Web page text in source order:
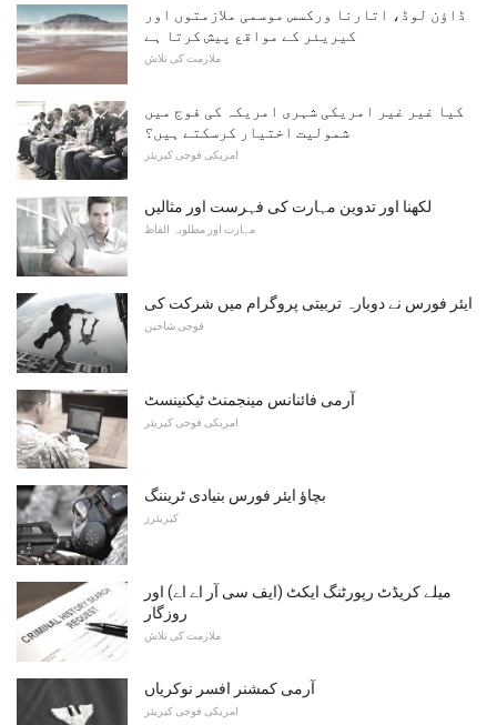
ڈاؤن لوڈ، اتارنا ورکسس موسمی ملازمتوں اور
کیریئر کے مواقع پیش کرتا ہے
ملازمت کی تلاش
کیا غیر غیر امریکی شہری امریکہ کی فوج میں
شمولیت اختیار کرسکتے ہیں؟
امریکی فوجی کیریئر
لکھنا اور تدوین مہارت کی فہرست اور مثالیں
مہارت اور مطلوبہ الفاظ
ایئر فورس نے دوبارہ تربیتی پروگرام میں شرکت کی
فوجی شاخیں
آرمی فائنانس مینجمنٹ ٹیکنینسٹ
امریکی فوجی کیریئر
بچاؤ ایئر فورس بنیادی ٹریننگ
کیریئرز
میلے کریڈٹ رپورٹنگ ایکٹ (ایف سی آر اے اے) اور
روزگار
ملازمت کی تلاش
آرمی کمشنر افسر نوکریاں
امریکی فوجی کیریئر